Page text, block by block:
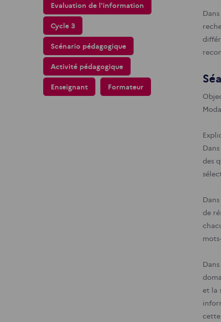
des
de
et la
cette
Evaluation de l'information
Cycle 3
Scénario pédagogique
Activité pédagogique
Enseignant Formateur